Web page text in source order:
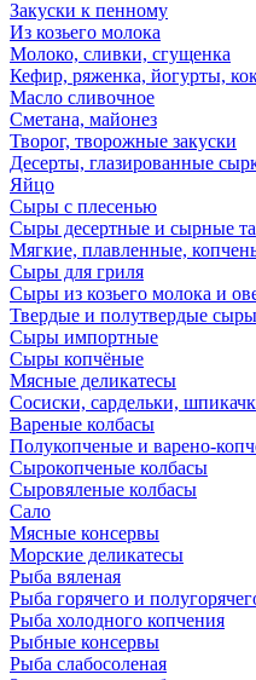
Закуски к пенному
Из козьего молока
Молоко, сливки, сгущенка
Кефир, ряженка, йогурты,
Масло сливочное
Сметана, майонез
Творог, творожные закуски
Десерты, глазированные
Яйцо
Сыры с плесенью
Сыры десертные и сырные
Мягкие, плавленные,
Сыры для гриля
Сыры из козьего молока и
Твердые и полутвердые сыры
Сыры импортные
Сыры копчёные
Мясные деликатесы
Сосиски, сардельки,
Вареные колбасы
Полукопченые и варено-
Сырокопченые колбасы
Сыровяленые колбасы
Сало
Мясные консервы
Морские деликатесы
Рыба вяленая
Рыба горячего и
Рыба холодного копчения
Рыбные консервы
Рыба слабосоленая